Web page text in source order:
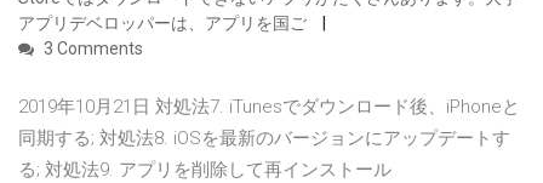
アプリデベロッパーは、アプリを国ご
3 Comments
2019年10月21日 対処法7. iTunesでダウンロード後、iPhoneと
同期する; 対処法8. iOSを最新のバージョンにアップデートす
る; 対処法9. アプリを削除して再インストール